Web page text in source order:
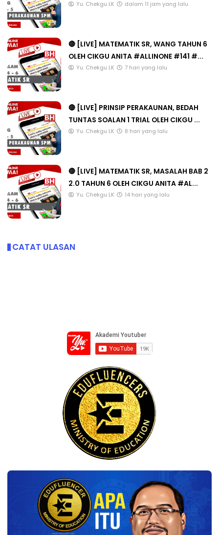
Yu. Chekgu LK dalam 11 jam yang lalu
🔴 [LIVE] MATEMATIK SR, WANG TAHUN 6
OLEH CIKGU ANITA #ALLINONE #141 #...
Yu. Chekgu LK 7 hari yang lalu
🔴 [LIVE] PRINSIP PERAKAUNAN, BEDAH
TUNTAS SOALAN 1 TRIAL OLEH CIKGU ...
Yu. Chekgu LK 8 hari yang lalu
🔴 [LIVE] MATEMATIK SR, MASALAH BAB 2
2.0 TAHUN 6 OLEH CIKGU ANITA #AL...
Yu. Chekgu LK 14 hari yang lalu
CATAT ULASAN